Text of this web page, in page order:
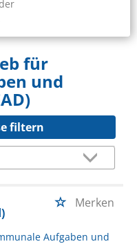
für
und
filtern
Merken
Aufgaben und